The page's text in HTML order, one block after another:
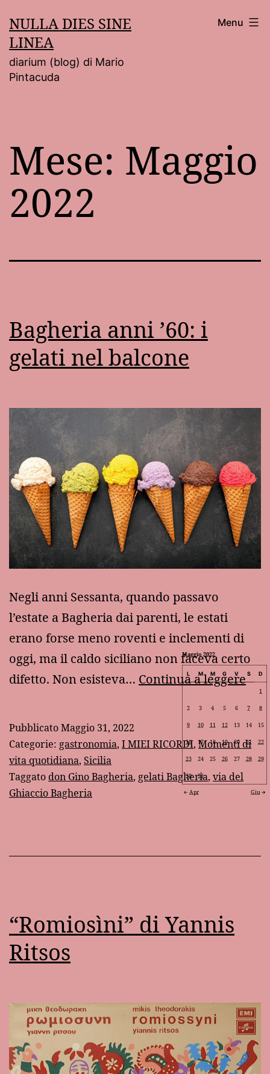
al
contenuto
NULLA DIES SINE
LINEA
diarium (blog) di Mario
Pintacuda
Menu
Mese: Maggio
2022
Bagheria anni ’60: i
gelati nel balcone
Negli anni Sessanta, quando passavo
l’estate a Bagheria dai parenti, le estati
erano forse meno roventi e inclementi di
oggi, ma il caldo siciliano non faceva certo
difetto. Non esisteva… Continua a leggere
’60:
i
nel
PubblicatoMaggio 31, 2022
Categorie: gastronomia, I MIEI RICORDI,Momenti di
vita quotidiana, Sicilia
Taggatodon Gino Bagheria, gelati Bagheria, via del
Ghiaccio Bagheria
“Romiosìni” di Yannis
Ritsos
Maggio 2022
L M M G V S D
1
2 3 4 5 6 7 8
9 10 11 12 13 14 15
16 17 18 19 20 21 22
23 24 25 26 27 28 29
30 31
Apr Giu